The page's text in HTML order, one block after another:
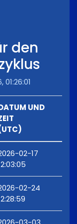
den
01:26:01
UND
02-17
02-24